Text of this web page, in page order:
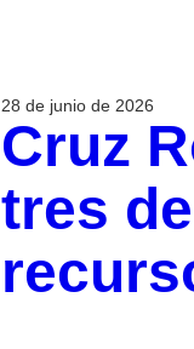
28 de junio de 2026
Cruz
tres